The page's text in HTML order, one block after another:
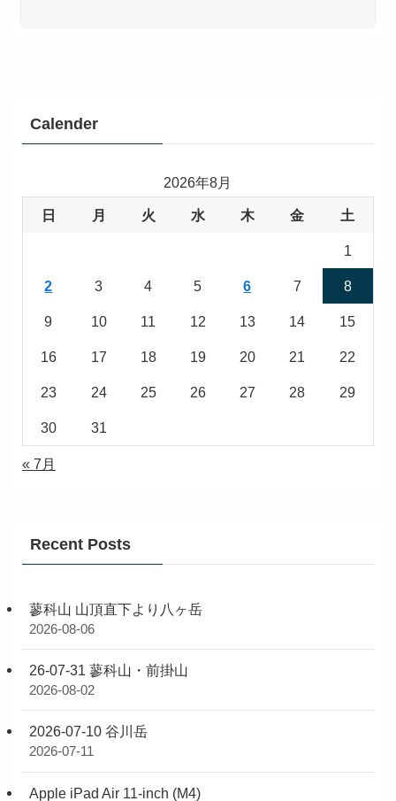
Calender
2026年8月
日 月 火 水 木 金 土
1
2 3 4 5 6 7 8
9 10 11 12 13 14 15
16 17 18 19 20 21 22
23 24 25 26 27 28 29
30 31
« 7月
Recent Posts
蓼科山 山頂直下より八ヶ岳
2026-08-06
26-07-31 蓼科山・前掛山
2026-08-02
2026-07-10 谷川岳
2026-07-11
Apple iPad Air 11-inch (M4)